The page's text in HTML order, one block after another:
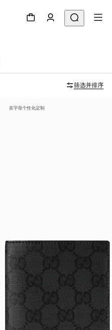
筛选并排序
首字母个性化定制